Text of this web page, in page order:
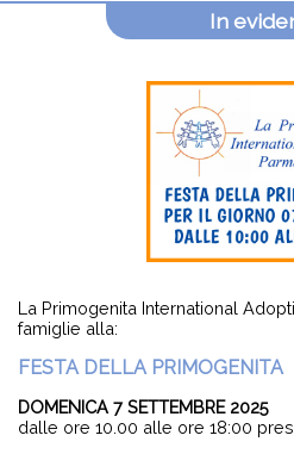
In
La Primogenita International
famiglie alla:
FESTA DELLA PRIMOGENITA
DOMENICA 7 SETTEMBRE 2025
dalle ore 10.00 alle ore 18:00